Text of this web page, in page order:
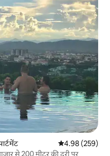
औसत रेटिंग 5 में से
4.98 (259)
से 200 मीटर की दूरी पर